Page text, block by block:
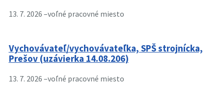
13. 7. 2026 –voľné pracovné miesto
Vychovávateľ/vychovávateľka, SPŠ strojnícka,
Prešov (uzávierka 14.08.206)
13. 7. 2026 –voľné pracovné miesto